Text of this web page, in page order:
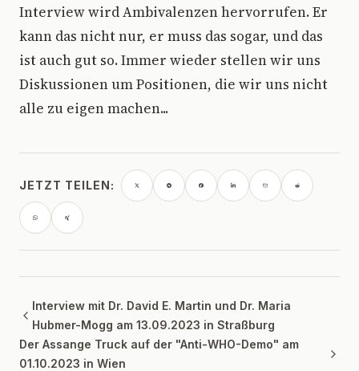
Interview wird Ambivalenzen hervorrufen. Er
kann das nicht nur, er muss das sogar, und das
ist auch gut so. Immer wieder stellen wir uns
Diskussionen um Positionen, die wir uns nicht
alle zu eigen machen...
JETZT TEILEN:
Interview mit Dr. David E. Martin und Dr. Maria
Hubmer-Mogg am 13.09.2023 in Straßburg
Der Assange Truck auf der "Anti-WHO-Demo" am
01.10.2023 in Wien